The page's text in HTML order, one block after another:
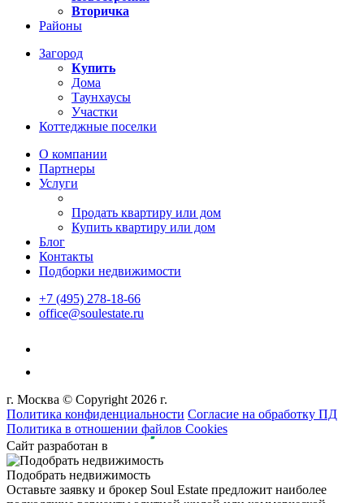
Вторичка
Районы
Загород
Купить
Дома
Таунхаусы
Участки
Коттеджные поселки
О компании
Партнеры
Услуги
Продать квартиру или дом
Купить квартиру или дом
Блог
Контакты
Подборки недвижимости
+7 (495) 278-18-66
office@soulestate.ru
г. Москва © Copyright 2026 г.
Политика конфиденциальности Согласие на обработку ПД
Политика в отношении файлов Cookies
Сайт разработан в
Подобрать недвижимость
Оставьте заявку и брокер Soul Estate предложит наиболее